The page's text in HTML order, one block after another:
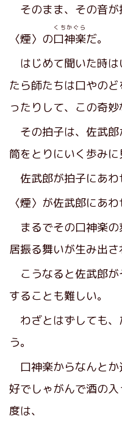
そのまま、その音が
〈煙〉の口神楽
くちかぐら
だ。
はじめて聞いた時は
たら師たちは口やの
ったりして、この奇妙
その拍子は、佐武郎
筒をとりにいく歩みに
佐武郎が拍子にあわ
〈煙〉が佐武郎にあ
まるでその口神楽の
居振る舞いが生み出さ
こうなると佐武郎が
することも難しい。
わざとはずしても、
う。
口神楽からなんとか
好でしゃがんで酒の
度は、